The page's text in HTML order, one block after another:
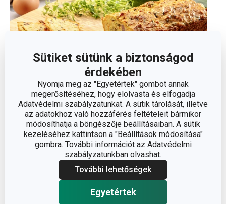
Sütiket sütünk a biztonságod
érdekében
Nyomja meg az "Egyetértek" gombot annak
megerősítéséhez, hogy elolvasta és elfogadja
Adatvédelmi szabályzatunkat. A sütik tárolását, illetve
az adatokhoz való hozzáférés feltételeit bármikor
módosíthatja a böngészője beállításaiban. A sütik
kezeléséhez kattintson a "Beállítások módosítása"
gombra. További információt az Adatvédelmi
szabályzatunkban olvashat.
További lehetőségek
Egyetértek
Sós cukkinikenyér
Hús nélküli ételek 2023. 08. 06.